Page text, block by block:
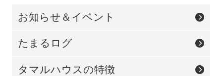
お知らせ＆イベント
たまるログ
タマルハウスの特徴